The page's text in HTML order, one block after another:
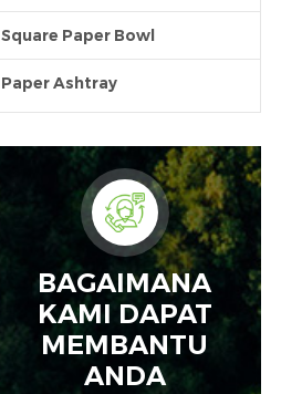
Square Paper Bowl
Paper Ashtray
BAGAIMANA
KAMI DAPAT
MEMBANTU
ANDA